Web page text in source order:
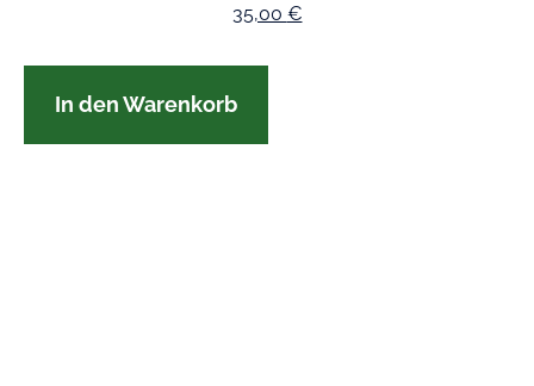
35,00 €
In den Warenkorb